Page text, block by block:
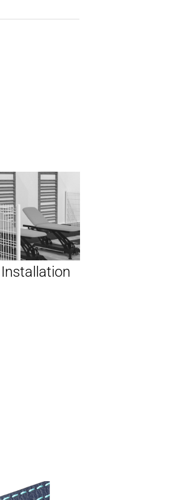
Installation